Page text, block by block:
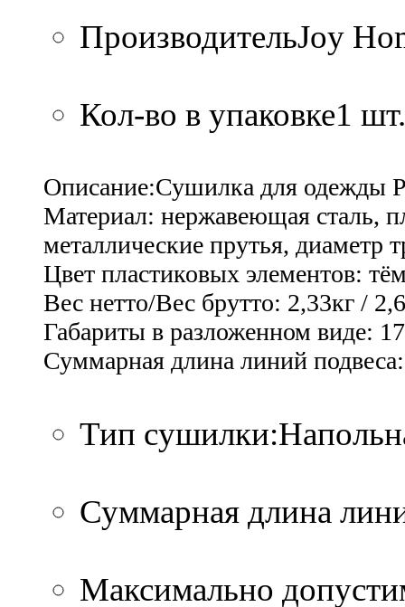
ПроизводительJoy
Кол-во в упаковке1
Описание:Сушилка для одежды
Материал: нержавеющая сталь,
металлические прутья, диаметр
Цвет пластиковых элементов:
Вес нетто/Вес брутто: 2,33кг /
Габариты в разложенном виде:
Суммарная длина линий
Тип
Суммарная длина
Максимально